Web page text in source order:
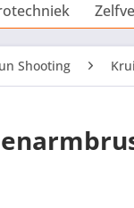
Shooting